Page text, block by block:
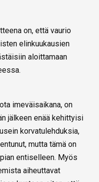
on, että vaurio
elinkuukausien
aloittamaan
imeväisaikana, on
jälkeen enää kehittyisi
korvatulehduksia,
mutta tämä on
entiselleen. Myös
aiheuttavat